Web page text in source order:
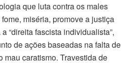
que luta contra os males
miséria, promove a justiça
“direita fascista individualista”,
de ações baseadas na falta de
mau caratismo. Travestida de